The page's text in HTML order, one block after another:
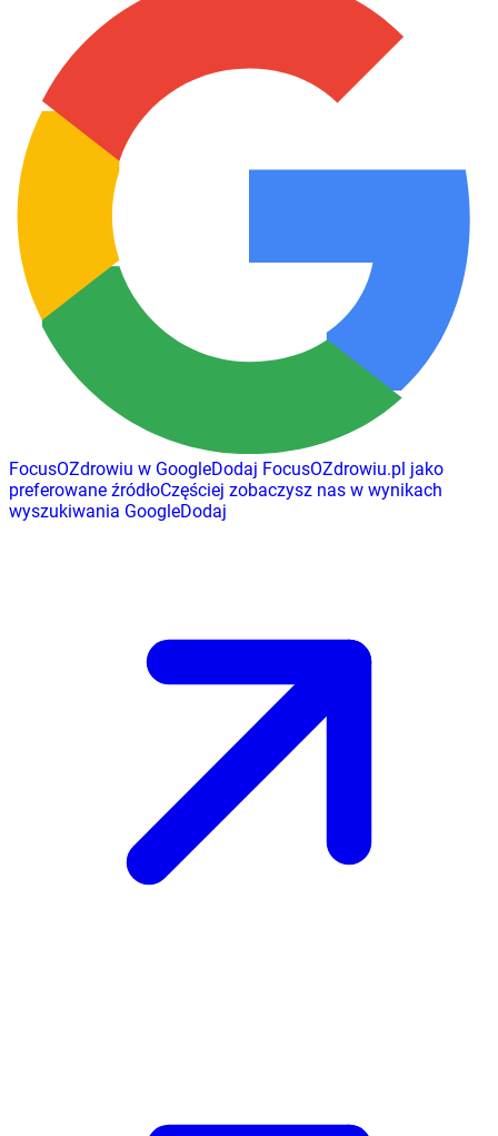
FocusOZdrowiu w GoogleDodaj FocusOZdrowiu.pl jako
preferowane źródłoCzęściej zobaczysz nas w wynikach
wyszukiwania GoogleDodaj